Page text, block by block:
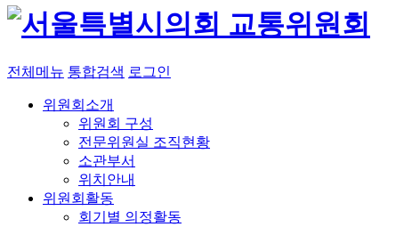
교통위원회
전체메뉴 통합검색 로그인
위원회소개
위원회 구성
전문위원실 조직현황
소관부서
위치안내
위원회활동
회기별 의정활동